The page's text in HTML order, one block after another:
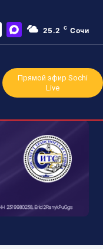
25.2 C Сочи
Прямой эфир Sochi
Live